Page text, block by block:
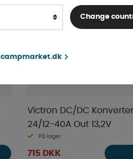
Victron DC/DC
24/12-40A Out 13,2V
På lager
715 DKK
Change
campmarket.dk